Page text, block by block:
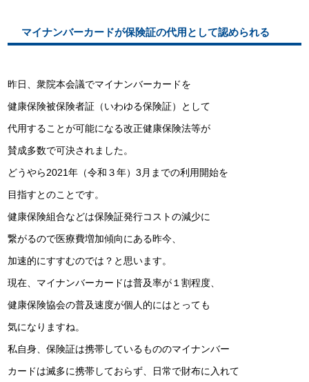
マイナンバーカードが保険証の代用として認められる
昨日、衆院本会議でマイナンバーカードを
健康保険被保険者証（いわゆる保険証）として
代用することが可能になる改正健康保険法等が
賛成多数で可決されました。
どうやら2021年（令和３年）3月までの利用開始を
目指すとのことです。
健康保険組合などは保険証発行コストの減少に
繋がるので医療費増加傾向にある昨今、
加速的にすすむのでは？と思います。
現在、マイナンバーカードは普及率が１割程度、
健康保険協会の普及速度が個人的にはとっても
気になりますね。
私自身、保険証は携帯しているもののマイナンバー
カードは滅多に携帯しておらず、日常で財布に入れて